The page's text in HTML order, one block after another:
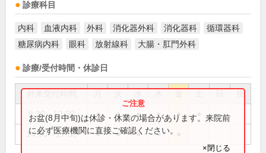
診療科目
内科 血液内科 外科 消化器外科 消化器科
循環器科
糖尿病内科
眼科 放射線科 大腸・肛門外科
診療/受付時間・休診日
祝
8:30～12:30 ● ● ● ● ●
14:00～17:30 ● ● ● ●
お盆(8月中旬)は休診・休業の場合があります。来院前
に必ず医療機関に直接ご確認ください。
×閉じる